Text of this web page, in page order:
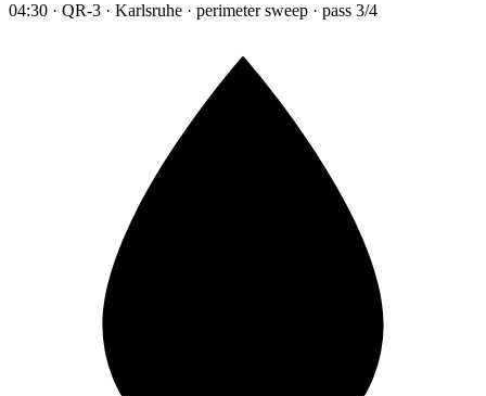
04:30 · QR-3 · Karlsruhe · perimeter sweep · pass 3/4